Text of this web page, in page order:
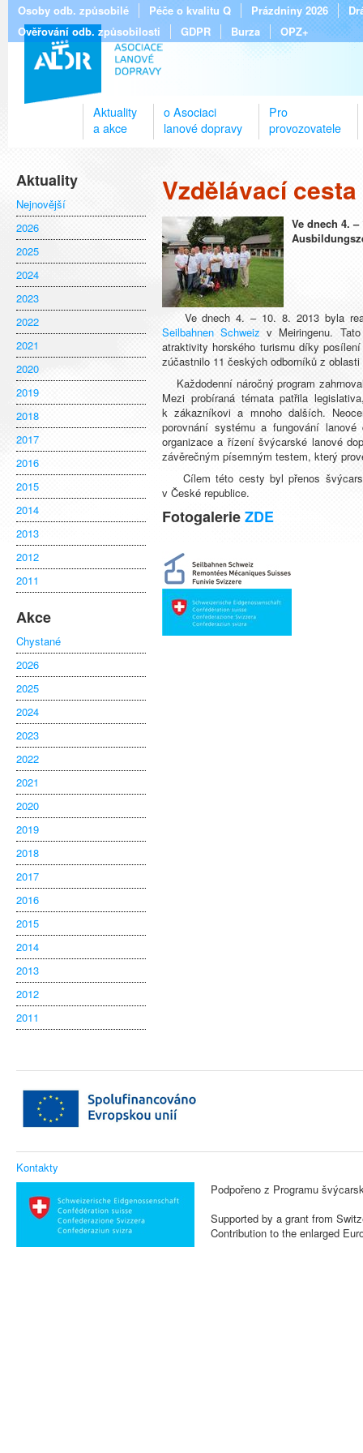
Osoby odb. způsobilé Péče o kvalitu Q Prázdniny 2026
Ověřování odb. způsobilosti
GDPR Burza OPZ+
Aktuality
a akce
o Asociaci
lanové dopravy
Pro
provozovatele
Aktuality
Nejnovější
2026
2025
2024
2023
2022
2021
2020
2019
2018
2017
2016
2015
2014
2013
2012
2011
Akce
Chystané
2026
2025
2024
2023
2022
2021
2020
2019
2018
2017
2016
2015
2014
2013
2012
2011
Vzdělávací
Ve dnech 4.
Ve dnech 4. – 10. 8. 2013 byla
Seilbahnen Schweiz v Meiringenu.
atraktivity horského turismu díky
zúčastnilo 11 českých odborníků z oblasti
Každodenní náročný program
Mezi probíraná témata patřila
k zákazníkovi a mnoho dalších.
porovnání systému a fungování
organizace a řízení švýcarské lanové
závěrečným písemným testem, který
Cílem této cesty byl přenos
v České republice.
FotogalerieZDE
Kontakty
Podpořeno z Programu
Supported by a grant from
Contribution to the enlarged